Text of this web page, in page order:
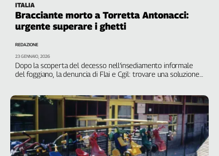
ITALIA
Bracciante morto a Torretta Antonacci:
urgente superare i ghetti
Dopo la scoperta del decesso nell’insediamento informale
del foggiano, la denuncia di Flai e Cgil: trovare una soluzione
REDAZIONE
23 GENNAIO, 2026